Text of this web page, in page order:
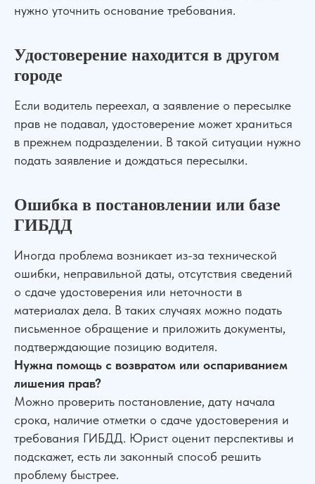
нужно уточнить основание требования.
Удостоверение находится в другом
городе
Если водитель переехал, а заявление о пересылке
прав не подавал, удостоверение может храниться
в прежнем подразделении. В такой ситуации нужно
подать заявление и дождаться пересылки.
Ошибка в постановлении или базе
ГИБДД
Иногда проблема возникает из-за технической
ошибки, неправильной даты, отсутствия сведений
о сдаче удостоверения или неточности в
материалах дела. В таких случаях можно подать
письменное обращение и приложить документы,
подтверждающие позицию водителя.
Нужна помощь с возвратом или оспариванием
лишения прав?
Можно проверить постановление, дату начала
срока, наличие отметки о сдаче удостоверения и
требования ГИБДД. Юрист оценит перспективы и
подскажет, есть ли законный способ решить
проблему быстрее.